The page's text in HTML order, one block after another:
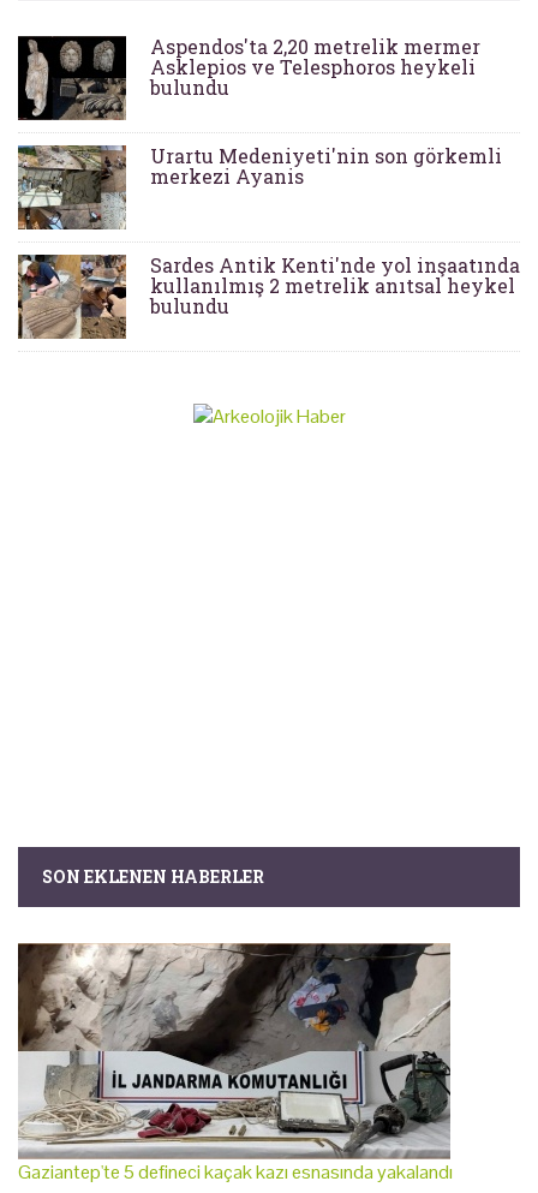
Aspendos'ta 2,20 metrelik mermer
Asklepios ve Telesphoros heykeli
bulundu
Urartu Medeniyeti'nin son görkemli
merkezi Ayanis
Sardes Antik Kenti'nde yol inşaatında
kullanılmış 2 metrelik anıtsal heykel
bulundu
SON EKLENEN HABERLER
Gaziantep'te 5 defineci kaçak kazı esnasında yakalandı